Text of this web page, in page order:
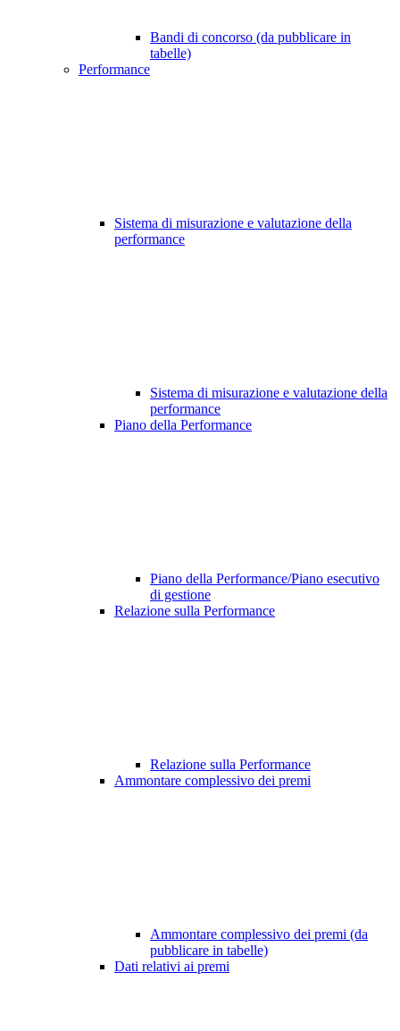
Bandi di concorso (da pubblicare in
tabelle)
Performance
Sistema di misurazione e valutazione della
performance
Sistema di misurazione e valutazione della
performance
Piano della Performance
Piano della Performance/Piano esecutivo
di gestione
Relazione sulla Performance
Relazione sulla Performance
Ammontare complessivo dei premi
Ammontare complessivo dei premi (da
pubblicare in tabelle)
Dati relativi ai premi